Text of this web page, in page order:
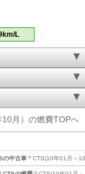
L
月）の燃費TOPへ
の中古車 CTS(10年01月～